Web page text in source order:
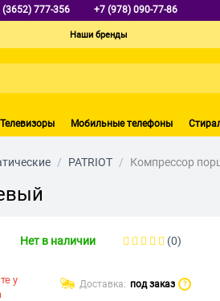
(3652) 777-356 +7 (978) 090-77-86
Наши бренды
Телевизоры Мобильные телефоны
/ PATRIOT / Компрессор
Нет в наличии (0)
у
Доставка: под заказ ?